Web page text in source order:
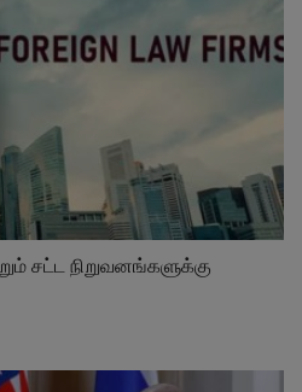
சட்ட நிறுவனங்களுக்கு